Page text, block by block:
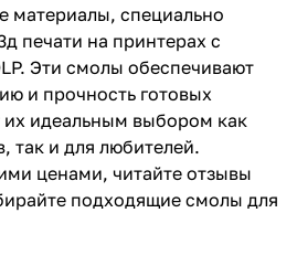
материалы, специально
печати на принтерах с
Эти смолы обеспечивают
и прочность готовых
их идеальным выбором как
так и для любителей.
ценами, читайте отзывы
подходящие смолы для